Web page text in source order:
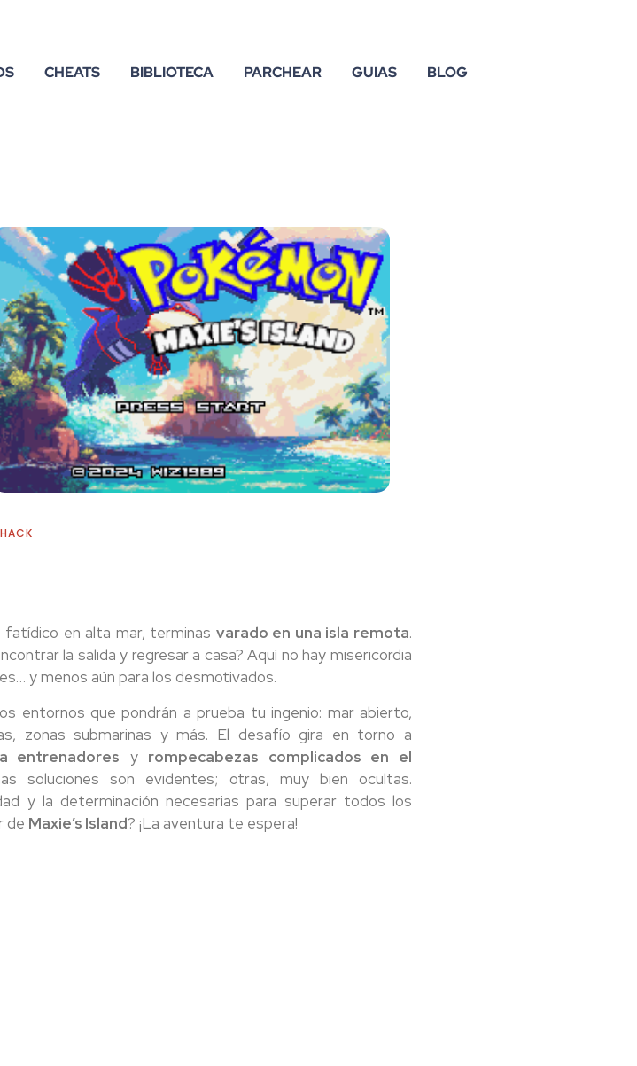
CHEATS BIBLIOTECA PARCHEAR GUIAS BLOG
fatídico en alta mar, terminas varado en una isla remota.
la salida y regresar a casa? Aquí no hay misericordia
y menos aún para los desmotivados.
entornos que pondrán a prueba tu ingenio: mar abierto,
zonas submarinas y más. El desafío gira en torno a
entrenadores y rompecabezas complicados en el
soluciones son evidentes; otras, muy bien ocultas.
y la determinación necesarias para superar todos los
de Maxie’s Island? ¡La aventura te espera!